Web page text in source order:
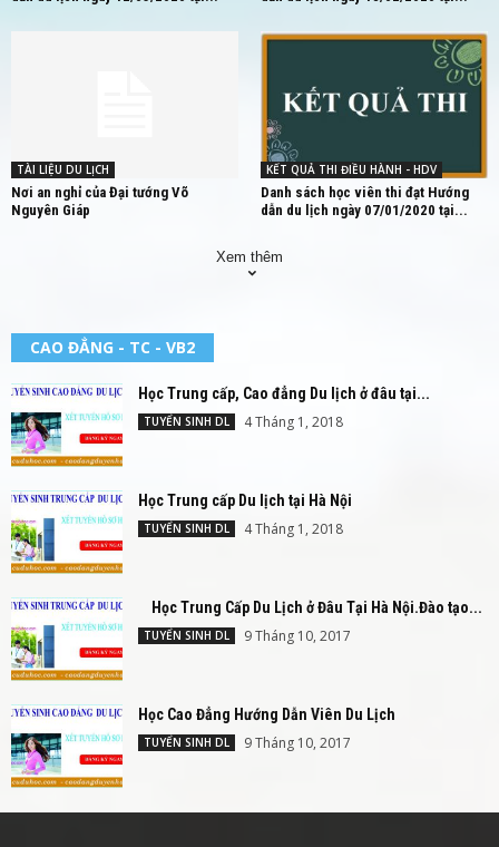
TÀI LIỆU DU LỊCH
Nơi an nghỉ của Đại tướng Võ
Nguyên Giáp
KẾT QUẢ THI ĐIỀU HÀNH - HDV
Danh sách học viên thi đạt Hướng
dẫn du lịch ngày 07/01/2020 tại...
Xem thêm
CAO ĐẲNG - TC - VB2
Học Trung cấp, Cao đẳng Du lịch ở đâu tại...
TUYỂN SINH DL 4 Tháng 1, 2018
Học Trung cấp Du lịch tại Hà Nội
TUYỂN SINH DL 4 Tháng 1, 2018
Học Trung Cấp Du Lịch ở Đâu Tại Hà Nội.Đào tạo...
TUYỂN SINH DL 9 Tháng 10, 2017
Học Cao Đẳng Hướng Dẫn Viên Du Lịch
TUYỂN SINH DL 9 Tháng 10, 2017